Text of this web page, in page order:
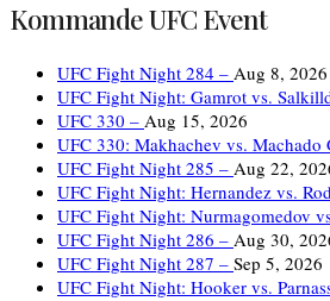
Kommande UFC Event
UFC Fight Night 284 – Aug 8, 2026
UFC Fight Night: Gamrot vs.
UFC 330 – Aug 15, 2026
UFC 330: Makhachev vs. Machado
UFC Fight Night 285 – Aug 22,
UFC Fight Night: Hernandez vs.
UFC Fight Night: Nurmagomedov
UFC Fight Night 286 – Aug 30,
UFC Fight Night 287 – Sep 5, 2026
UFC Fight Night: Hooker vs.